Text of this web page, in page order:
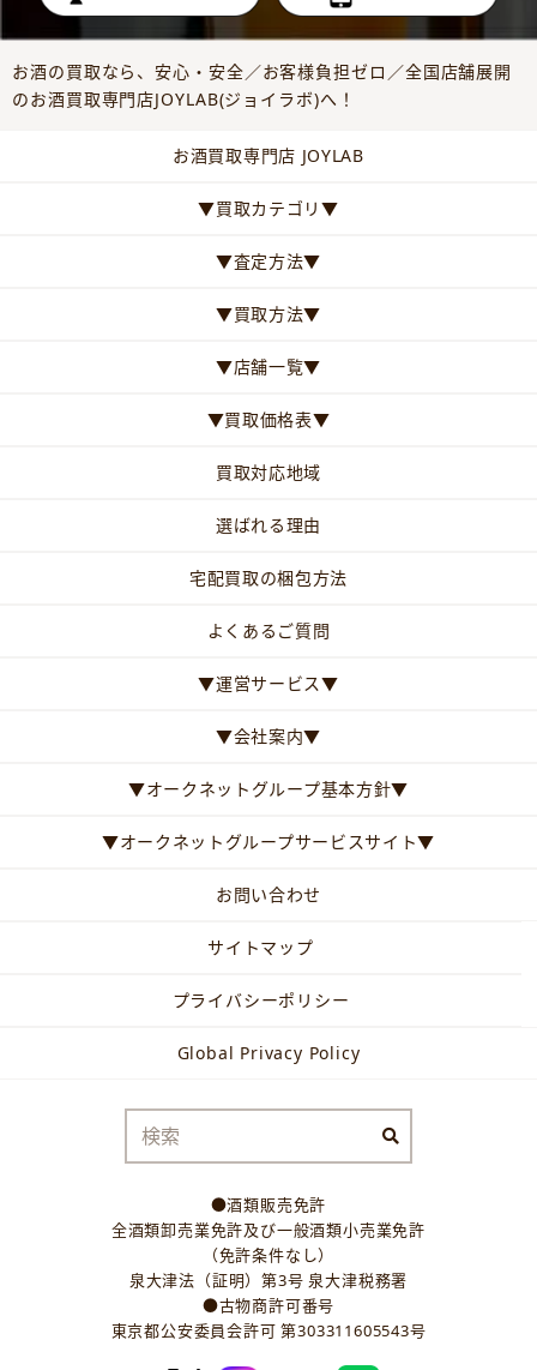
お酒の買取なら、安心・安全／お客様負担ゼロ／全国店舗展開
のお酒買取専門店JOYLAB(ジョイラボ)へ！
お酒買取専門店 JOYLAB
▼買取カテゴリ▼
▼査定方法▼
▼買取方法▼
▼店舗一覧▼
▼買取価格表▼
買取対応地域
選ばれる理由
宅配買取の梱包方法
よくあるご質問
▼運営サービス▼
▼会社案内▼
▼オークネットグループ基本方針▼
▼オークネットグループサービスサイト▼
お問い合わせ
サイトマップ
プライバシーポリシー
Global Privacy Policy
●酒類販売免許
全酒類卸売業免許及び一般酒類小売業免許
（免許条件なし）
泉大津法（証明）第3号 泉大津税務署
●古物商許可番号
東京都公安委員会許可 第303311605543号